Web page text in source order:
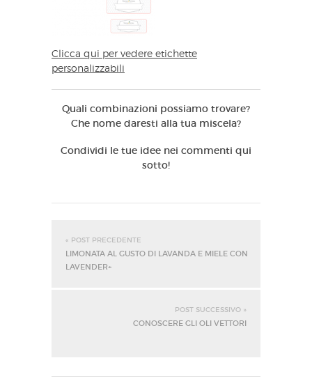
Clicca qui per vedere etichette
personalizzabili
Quali combinazioni possiamo trovare?
Che nome daresti alla tua miscela?
Condividi le tue idee nei commenti qui
sotto!
« POST PRECEDENTE
LIMONATA AL GUSTO DI LAVANDA E MIELE CON
LAVENDER+
POST SUCCESSIVO »
CONOSCERE GLI OLI VETTORI